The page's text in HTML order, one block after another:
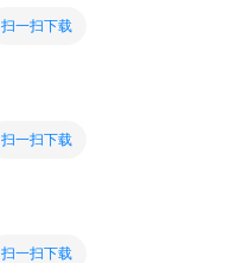
扫一扫下载
扫一扫下载
扫一扫下载